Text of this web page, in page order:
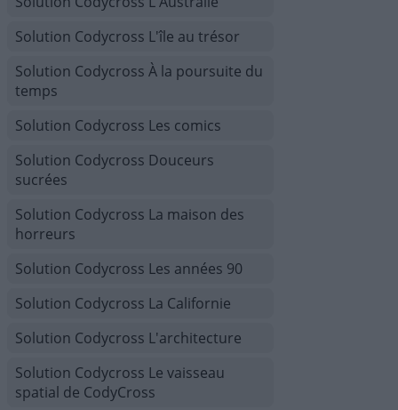
Solution Codycross L'île au trésor
Solution Codycross À la poursuite du
temps
Solution Codycross Les comics
Solution Codycross Douceurs
sucrées
Solution Codycross La maison des
horreurs
Solution Codycross Les années 90
Solution Codycross La Californie
Solution Codycross L'architecture
Solution Codycross Le vaisseau
spatial de CodyCross